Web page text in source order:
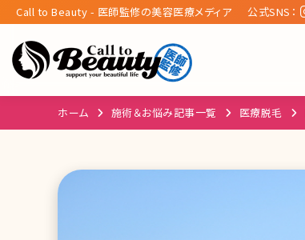
Call to Beauty - 医師監修の美容医療メディア 公式SNS：
ホーム 施術＆お悩み記事一覧 医療脱毛